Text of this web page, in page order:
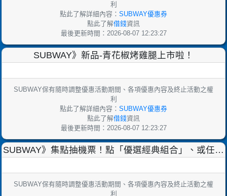
利
點此了解詳細內容： SUBWAY優惠券
點此了解借錢資訊
最後更新時間：2026-08-07 12:23:27
SUBWAY》新品-青花椒烤雞腿上市啦！
SUBWAY保有隨時調整優惠活動期間、各項優惠內容及終止活動之權
利
點此了解詳細內容： SUBWAY優惠券
點此了解借錢資訊
最後更新時間：2026-08-07 12:23:27
SUBWAY》集點抽機票！點「優選經典組合」、或任一
SUBWAY保有隨時調整優惠活動期間、各項優惠內容及終止活動之權
利